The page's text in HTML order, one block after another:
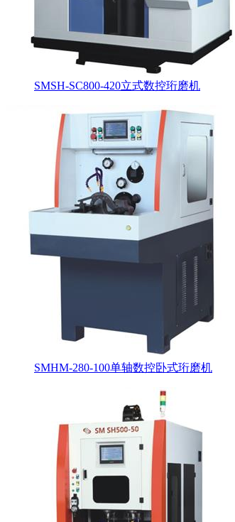
SMSH-SC800-420立式数控珩磨机
SMHM-280-100单轴数控卧式珩磨机